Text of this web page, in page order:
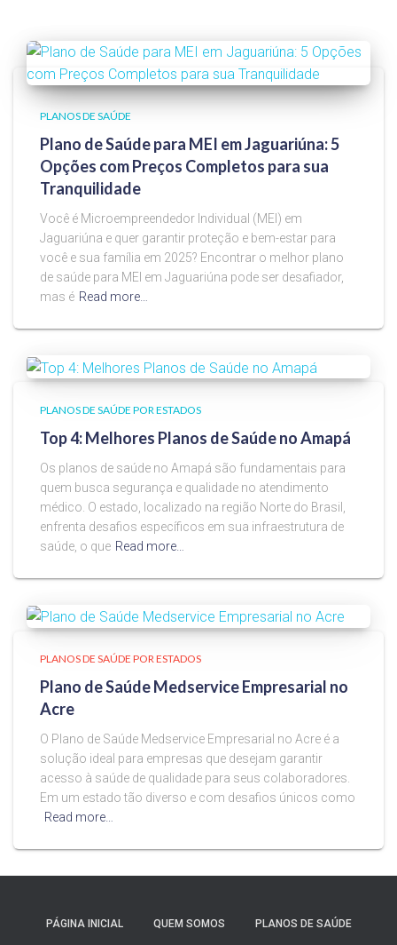
PLANOS DE SAÚDE
Plano de Saúde para MEI em Jaguariúna: 5
Opções com Preços Completos para sua
Tranquilidade
Você é Microempreendedor Individual (MEI) em
Jaguariúna e quer garantir proteção e bem-estar para
você e sua família em 2025? Encontrar o melhor plano
de saúde para MEI em Jaguariúna pode ser desafiador,
mas é Read more…
PLANOS DE SAÚDE POR ESTADOS
Top 4: Melhores Planos de Saúde no Amapá
Os planos de saúde no Amapá são fundamentais para
quem busca segurança e qualidade no atendimento
médico. O estado, localizado na região Norte do Brasil,
enfrenta desafios específicos em sua infraestrutura de
saúde, o que Read more…
PLANOS DE SAÚDE POR ESTADOS
Plano de Saúde Medservice Empresarial no
Acre
O Plano de Saúde Medservice Empresarial no Acre é a
solução ideal para empresas que desejam garantir
acesso à saúde de qualidade para seus colaboradores.
Em um estado tão diverso e com desafios únicos como
Read more…
PÁGINA INICIAL QUEM SOMOS PLANOS DE SAÚDE